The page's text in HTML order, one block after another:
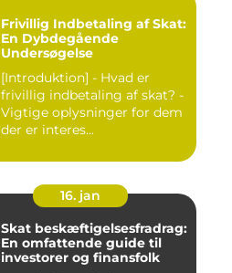
Frivillig Indbetaling af Skat:
En Dybdegående
Undersøgelse
[Introduktion] - Hvad er
frivillig indbetaling af skat? -
Vigtige oplysninger for dem
der er interes...
16. jan
Skat beskæftigelsesfradrag:
En omfattende guide til
investorer og finansfolk